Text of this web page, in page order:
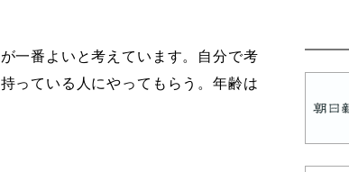
一番よいと考えています。自分で考
っている人にやってもらう。年齢は